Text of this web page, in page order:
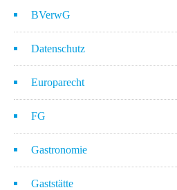
BVerwG
Datenschutz
Europarecht
FG
Gastronomie
Gaststätte